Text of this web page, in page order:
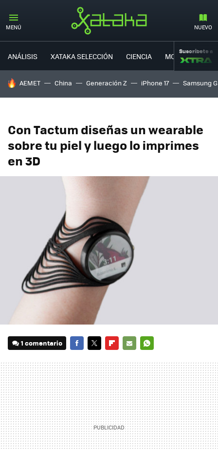
MENÚ NUEVO
ANÁLISIS XATAKA SELECCIÓN CIENCIA MOVILIDAD
Suscríbete a
HOY SE HABLA DE
AEMET China Generación Z iPhone 17 Samsung
Con Tactum diseñas un wearable
sobre tu piel y luego lo imprimes
en 3D
1 comentario
MAIL